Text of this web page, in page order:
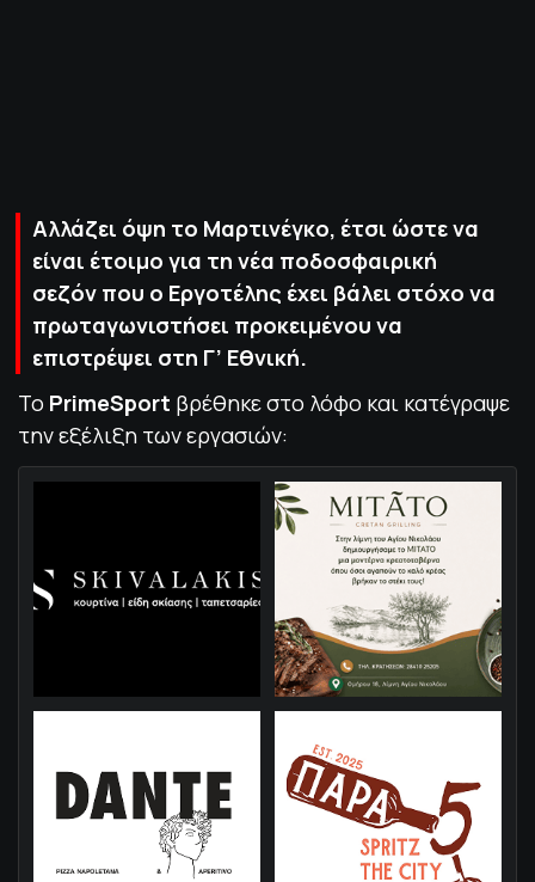
Αλλάζει όψη το Μαρτινέγκο, έτσι ώστε να
είναι έτοιμο για τη νέα ποδοσφαιρική
σεζόν που ο Εργοτέλης έχει βάλει στόχο να
πρωταγωνιστήσει προκειμένου να
επιστρέψει στη Γ’ Εθνική.
Το PrimeSport βρέθηκε στο λόφο και κατέγραψε
την εξέλιξη των εργασιών: